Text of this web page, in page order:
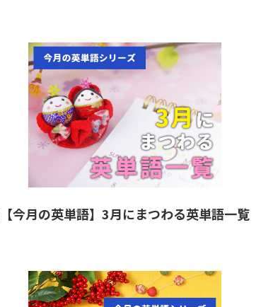
【今月の英単語】3月にまつわる英単語一覧